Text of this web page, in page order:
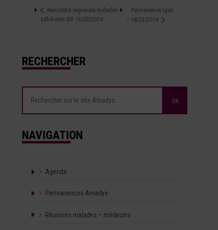
Rencontre régionale malades-
adhérents IDF 16/03/2019
Permanence Lyon
– 18/03/2019
RECHERCHER
NAVIGATION
Agenda
Permanences Amadys
Réunions malades – médecins